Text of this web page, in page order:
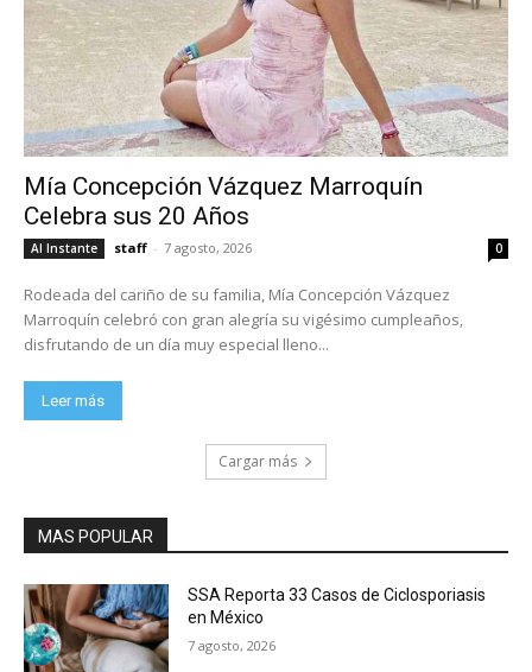
Mía Concepción Vázquez Marroquín
Celebra sus 20 Años
Al Instante staff - 7 agosto, 2026 0
Rodeada del cariño de su familia, Mía Concepción Vázquez
Marroquín celebró con gran alegría su vigésimo cumpleaños,
disfrutando de un día muy especial lleno...
Leer más
Cargar más
MAS POPULAR
SSA Reporta 33 Casos de Ciclosporiasis
en México
7 agosto, 2026